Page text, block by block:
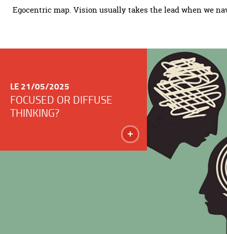
Egocentric map. Vision usually takes the lead when we
LE 21/05/2025
FOCUSED OR DIFFUSE
THINKING?